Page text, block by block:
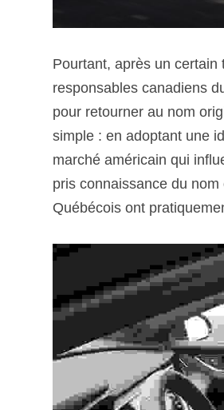
Pourtant, après un certain
responsables canadiens
pour retourner au nom
simple : en adoptant une
marché américain qui
pris connaissance du
Québécois ont